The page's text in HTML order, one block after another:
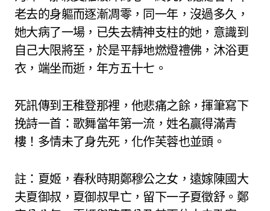
老去的身軀而逐漸凋零，同一年，沒過多久，
她大病了一場，已失去精神支柱的她，意識到
自己大限將至，於是平靜地燃燈禮佛，沐浴更
衣，端坐而逝，年方五十七。
死訊傳到王稚登那裡，他悲痛之餘，揮筆寫下
挽詩一首：歌舞當年第一流，姓名贏得滿青
樓！多情未了身先死，化作芙蓉也並頭。
註：夏姬，春秋時期鄭穆公之女，遠嫁陳國大
夫夏御叔，夏御叔早亡，留下一子夏徵舒。鄭